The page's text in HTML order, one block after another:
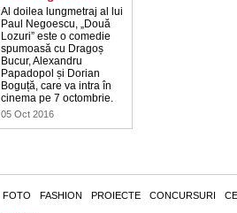
Al doilea lungmetraj al lui
Paul Negoescu, „Două
Lozuri” este o comedie
spumoasă cu Dragoș
Bucur, Alexandru
Papadopol și Dorian
Boguță, care va intra în
cinema pe 7 octombrie.
05 Oct 2016
FOTO FASHION PROIECTE CONCURSURI